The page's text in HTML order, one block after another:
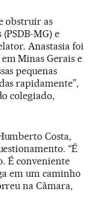
obstruir as
MG) e
Anastasia foi
Minas Gerais e
pequenas
rapidamente”,
colegiado,
Costa,
“É
É conveniente
em um caminho
na Câmara,